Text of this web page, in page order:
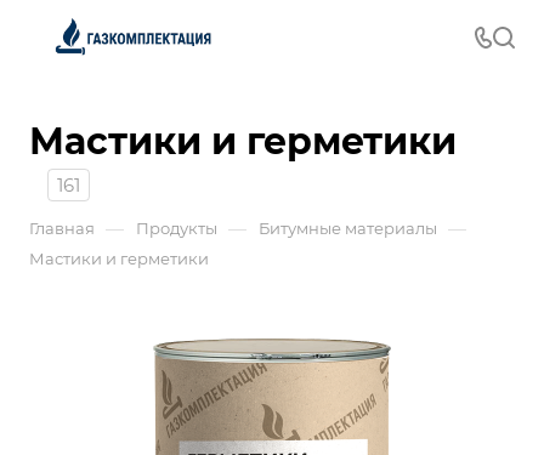
Мастики и герметики
161
Главная — Продукты — Битумные материалы —
Мастики и герметики